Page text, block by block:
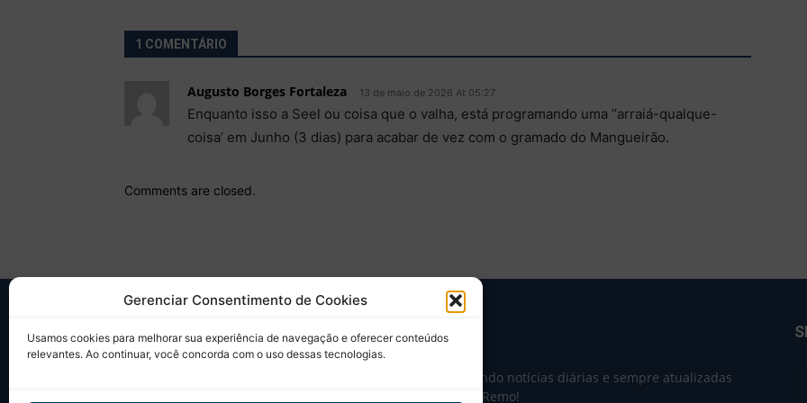
Gerenciar Consentimento de Cookies
Usamos cookies para melhorar sua experiência de navegação e oferecer conteúdos
relevantes. Ao continuar, você concorda com o uso dessas tecnologias.
1 COMENTÁRIO
Augusto Borges Fortaleza 13 de maio de 2026 At 05:27
Enquanto isso a Seel ou coisa que o valha, está programando uma “arraiá-qualque-
coisa’ em Junho (3 dias) para acabar de vez com o gramado do Mangueirão.
Comments are closed.
SOBRE NÓS
Desde 2004 trazendo notícias diárias e sempre atualizadas
sobre o Clube do Remo!